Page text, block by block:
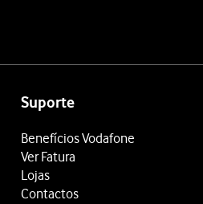
Suporte
Benefícios Vodafone
Ver Fatura
Lojas
Contactos